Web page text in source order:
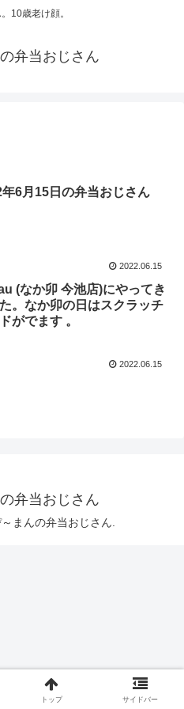
10歳老け顔。
弁当おじさん
6月15日の弁当おじさん
2022.06.15
(なか卯 今池店)にやってき
。なか卯の日はスクラッチ
がでます 。
2022.06.15
弁当おじさん
まんの弁当おじさん.
トップ サイドバー